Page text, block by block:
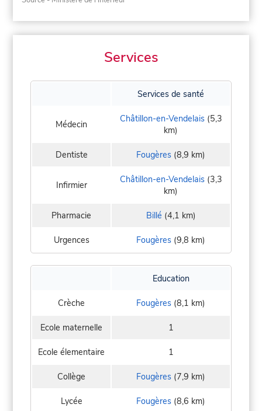
Services
Services de santé
Médecin Châtillon-en-Vendelais(5,3
km)
Dentiste Fougères (8,9 km)
Infirmier Châtillon-en-Vendelais(3,3
km)
Pharmacie Billé (4,1 km)
Urgences Fougères (9,8 km)
Education
Crèche Fougères (8,1 km)
Ecole maternelle 1
Ecole élementaire 1
Collège Fougères (7,9 km)
Lycée Fougères (8,6 km)